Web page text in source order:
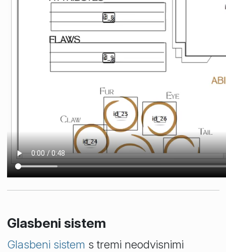
Glasbeni sistem
Glasbeni sistem s tremi neodvisnimi